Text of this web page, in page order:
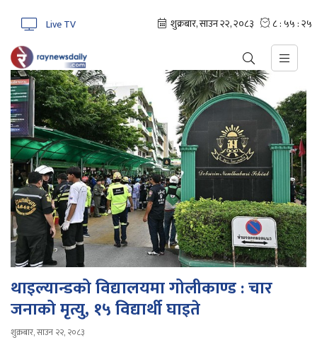
Live TV
थाइल्यान्डको विद्यालयमा गोलीकाण्ड : चार
जनाको मृत्यु, १५ विद्यार्थी घाइते
शुक्रबार, साउन २२, २०८३